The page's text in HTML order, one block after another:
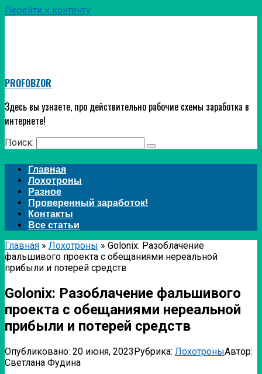
Перейти к контенту
PROFOBZOR
Здесь вы узнаете, про действительно рабочие схемы заработка в
интернете!
Поиск:
Главная
Лохотроны
Разное
Проверенный заработок!
Контакты
Все статьи
Главная » Лохотроны » Golonix: Разоблачение
фальшивого проекта с обещаниями нереальной
прибыли и потерей средств
Golonix: Разоблачение фальшивого
проекта с обещаниями нереальной
прибыли и потерей средств
Опубликовано: 20 июня, 2023Рубрика: ЛохотроныАвтор:
Светлана Фудина